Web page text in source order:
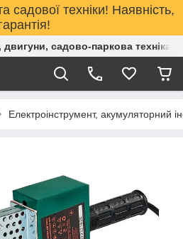
садової техніки! Наявність,
садово-паркова техніка.
Електроінструмент, акумуляторний